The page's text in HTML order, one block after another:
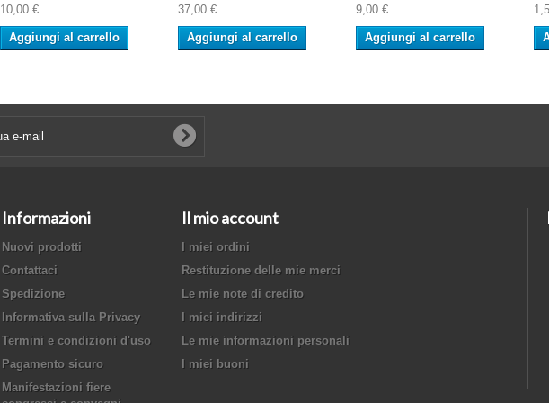
10,00 €
Aggiungi al carrello
37,00 €
Aggiungi al carrello
9,00 €
Aggiungi al carrello
Informazioni
Nuovi prodotti
Contattaci
Spedizione
Informativa sulla Privacy
Termini e condizioni d'uso
Pagamento sicuro
Manifestazioni fiere
Il mio account
I miei ordini
Restituzione delle mie merci
Le mie note di credito
I miei indirizzi
Le mie informazioni personali
I miei buoni